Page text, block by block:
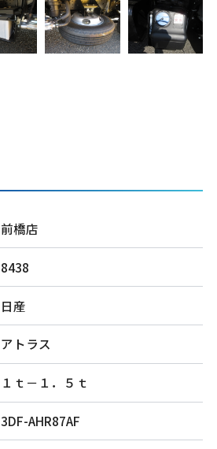
前橋店
8438
日産
アトラス
１ｔ－１．５ｔ
3DF-AHR87AF